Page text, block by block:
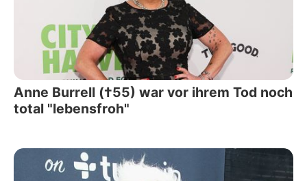
Anne Burrell (†55) war vor ihrem Tod noch
total "lebensfroh"